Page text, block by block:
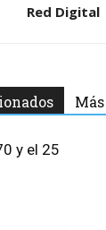
Red Digital
y el 25